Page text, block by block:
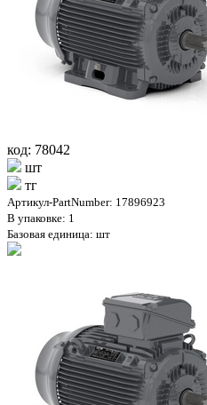
код: 78042
шт
тг
Артикул-PartNumber: 17896923
В упаковке: 1
Базовая единица: шт